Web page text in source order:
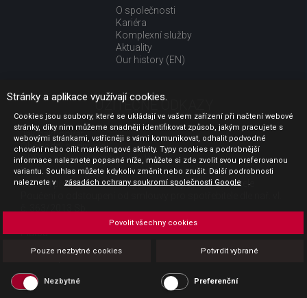
O společnosti
Kariéra
Komplexní služby
Aktuality
Our history (EN)
UŽITEČNÉ ODKAZY
Jak nakupovat
Obchodní podmínky
GDPR - ochrana osobních údajů
Profil zadavatele
Sdělení před uzavřením kupní smlouvy pro spotřebitele
Platba
Povinná publicita
Stránky a aplikace využívají cookies.
Cookies jsou soubory, které se ukládají ve vašem zařízení při načtení webové
stránky, díky nim můžeme snadněji identifikovat způsob, jakým pracujete s
webovými stránkami, vstřícněji s vámi komunikovat, odhalit podvodné
chování nebo cílit marketingové aktivity. Typy cookies a podrobnější
informace naleznete popsané níže, můžete si zde zvolit svou preferovanou
variantu. Souhlas můžete kdykoliv změnit nebo zrušit. Další podrobnosti
naleznete v
zásadách ochrany soukromí společnosti Google .
Pouze nezbytné cookies Potvrdit vybrané
Povolit všechny cookies
Nezbytné Preferenční